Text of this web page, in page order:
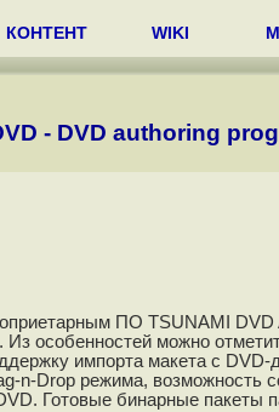
КОНТЕНТ WIKI
- DVD authoring
ПО TSUNAMI DVD
особенностей можно
импорта макета с DVD-
n-Drop режима, возможность
Готовые бинарные пакеты